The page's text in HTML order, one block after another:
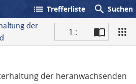
list Trefferliste search Suchen
der
1 :
der heranwachsenden